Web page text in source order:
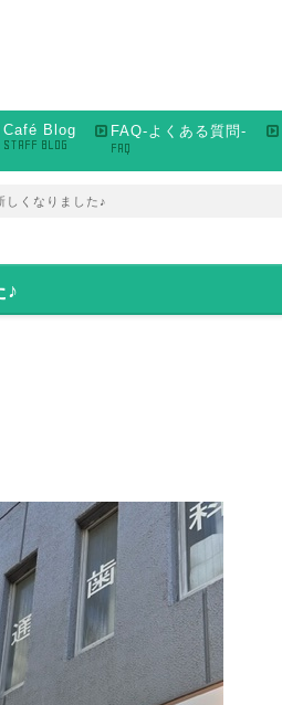
Café Blog
STAFF BLOG
FAQ-よくある質問-
FAQ
しくなりました♪
♪